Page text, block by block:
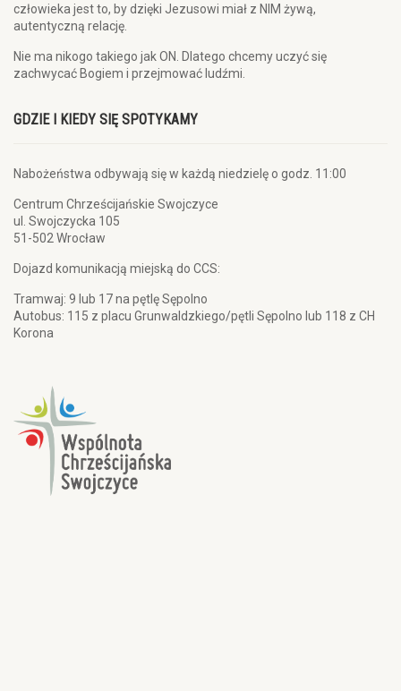
człowieka jest to, by dzięki Jezusowi miał z NIM żywą,
autentyczną relację.
Nie ma nikogo takiego jak ON. Dlatego chcemy uczyć się
zachwycać Bogiem i przejmować ludźmi.
GDZIE I KIEDY SIĘ SPOTYKAMY
Nabożeństwa odbywają się w każdą niedzielę o godz. 11:00
Centrum Chrześcijańskie Swojczyce
ul. Swojczycka 105
51-502 Wrocław
Dojazd komunikacją miejską do CCS:
Tramwaj: 9 lub 17 na pętlę Sępolno
Autobus: 115 z placu Grunwaldzkiego/pętli Sępolno lub 118 z CH
Korona